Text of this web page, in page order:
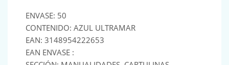
ENVASE: 50
CONTENIDO: AZUL ULTRAMAR
EAN: 3148954222653
EAN ENVASE :